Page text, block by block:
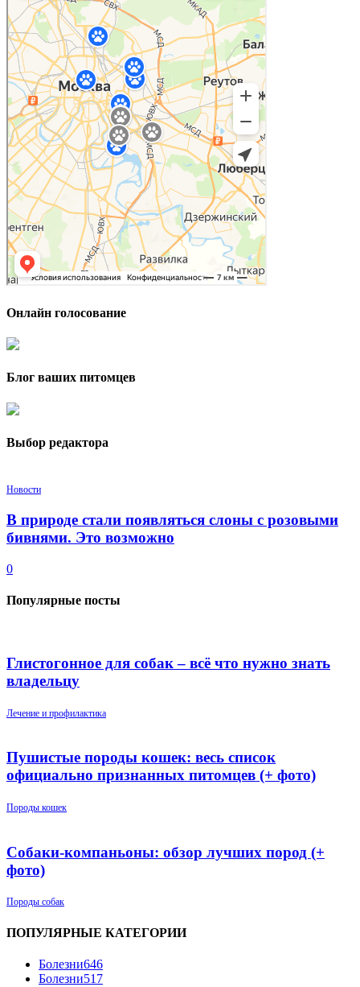
Онлайн голосование
Блог ваших питомцев
Выбор редактора
Новости
В природе стали появляться слоны с розовыми
бивнями. Это возможно
0
Популярные посты
Глистогонное для собак – всё что нужно знать
владельцу
Лечение и профилактика
Пушистые породы кошек: весь список
официально признанных питомцев (+ фото)
Породы кошек
Собаки-компаньоны: обзор лучших пород (+
фото)
Породы собак
ПОПУЛЯРНЫЕ КАТЕГОРИИ
Болезни646
Болезни517